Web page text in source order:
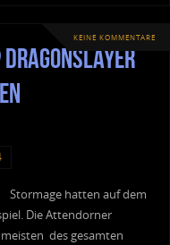
KEINE KOMMENTARE
Dragonslayer
Stormage hatten auf dem
Die Attendorner
des gesamten